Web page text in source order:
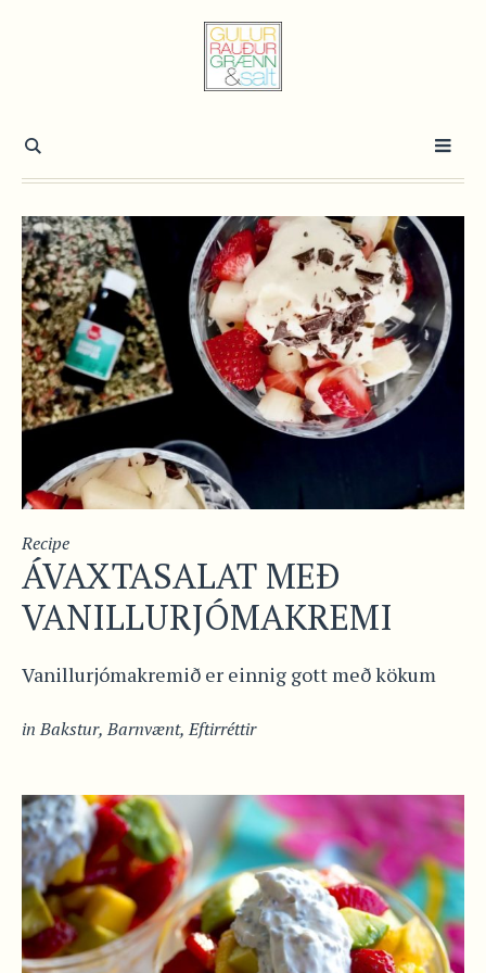
Recipe
ÁVAXTASALAT MEÐ
VANILLURJÓMAKREMI
Vanillurjómakremið er einnig gott með kökum
inBakstur,Barnvænt,Eftirréttir